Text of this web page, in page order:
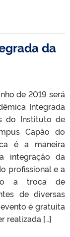
da
de 2019 será
Integrada
do Instituto de
Capão do
é a maneira
integração da
profissional e a
a troca de
de diversas
é gratuita
realizada […]